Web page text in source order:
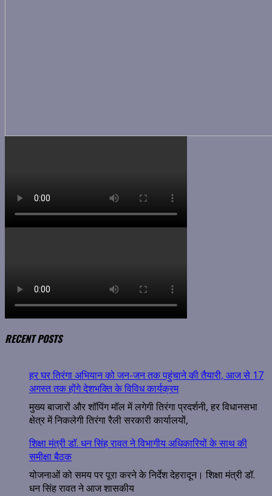
RECENT POSTS
हर घर तिरंगा अभियान को जन-जन तक पहुंचाने की तैयारी, आज से 17
अगस्त तक होंगे देशभक्ति के विविध कार्यक्रम
मुख्य बाजारों और शॉपिंग मॉल में लगेगी तिरंगा प्रदर्शनी, हर विधानसभा
क्षेत्र में निकलेगी तिरंगा रैली सरकारी कार्यालयों,
शिक्षा मंत्री डॉ. धन सिंह रावत ने विभागीय अधिकारियों के साथ की
समीक्षा बैठक
योजनाओं को समय पर पूरा करने के निर्देश देहरादून। शिक्षा मंत्री डॉ.
धन सिंह रावत ने आज शासकीय